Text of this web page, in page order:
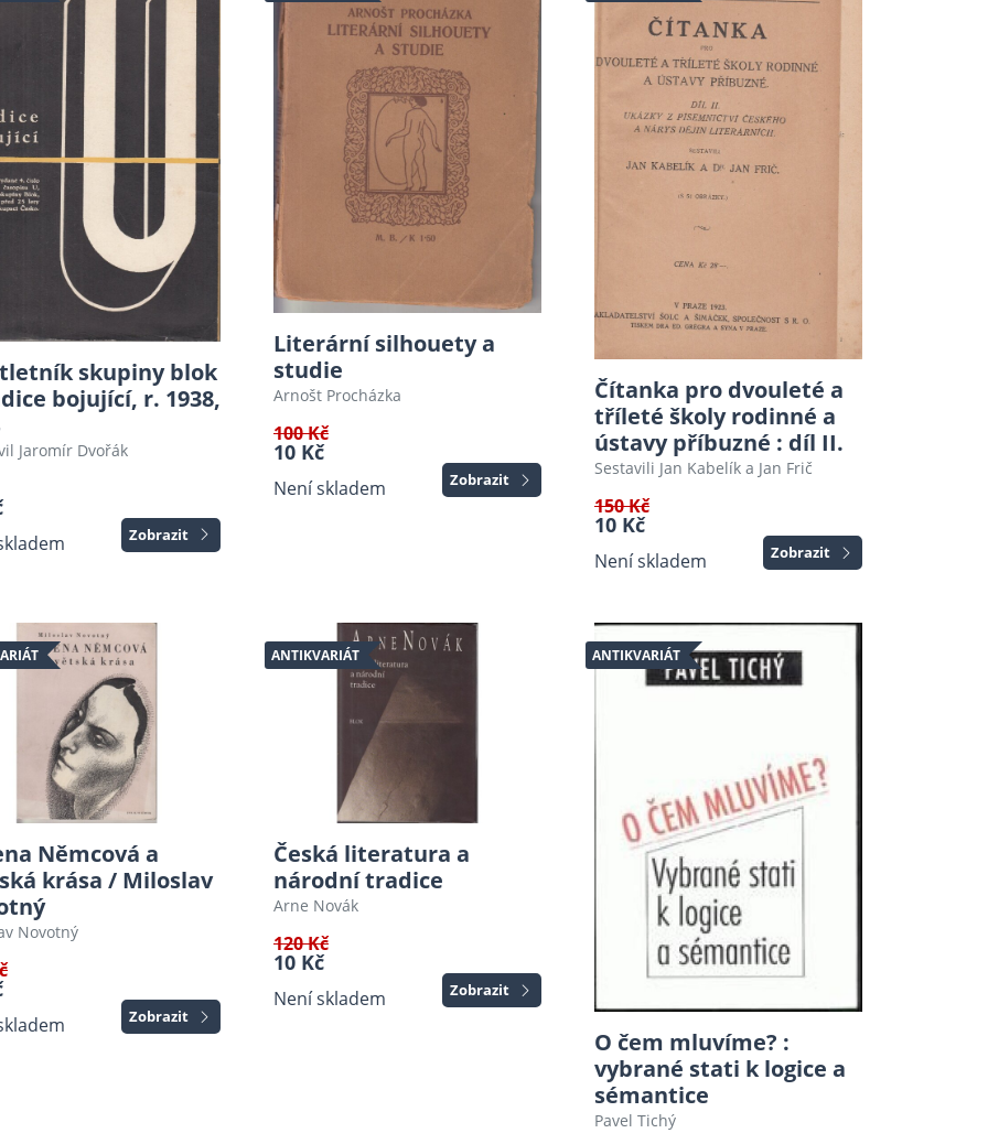
skupiny blok
bojující, r. 1938,
Jaromír Dvořák
Zobrazit
Literární silhouety a
studie
Arnošt Procházka
100 Kč
10 Kč
Není skladem Zobrazit
Čítanka pro dvouleté a
tříleté školy rodinné a
ústavy příbuzné : díl II.
Sestavili Jan Kabelík a Jan Frič
150 Kč
10 Kč
Není skladem Zobrazit
Němcová a
krása / Miloslav
Novotný
Zobrazit
ANTIKVARIÁT
Česká literatura a
národní tradice
Arne Novák
120 Kč
10 Kč
Není skladem Zobrazit
ANTIKVARIÁT
O čem mluvíme? :
vybrané stati k logice a
sémantice
Pavel Tichý